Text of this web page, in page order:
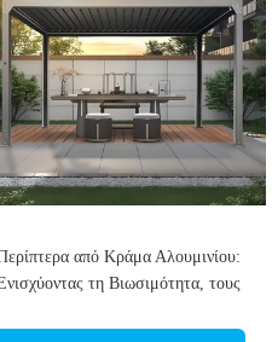
από Κράμα Αλουμινίου:
τη Βιωσιμότητα, τους